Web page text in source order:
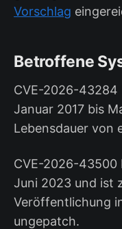
Vorschlag
Betroffene
CVE-2026-43284
Januar 2017 bis
Lebensdauer von
CVE-2026-43500
Juni 2023 und ist
Veröffentlichung
ungepatch.